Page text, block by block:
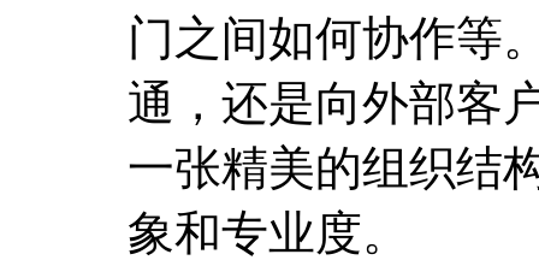
门之间如何协作等
通，还是向外部客
一张精美的组织结
象和专业度。